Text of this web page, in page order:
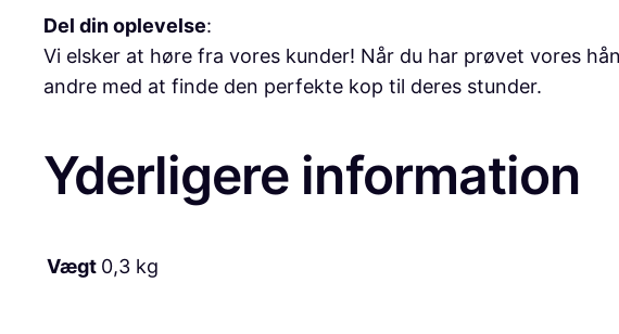
Del din oplevelse:
Vi elsker at høre fra vores kunder! Når du har prøvet vores
andre med at finde den perfekte kop til deres stunder.
Yderligere information
Vægt 0,3 kg